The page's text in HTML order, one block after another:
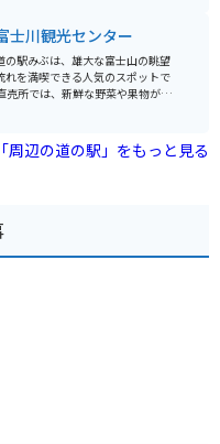
心です。周辺には、南アルプス
リーンライン」や、歴史ある「身
ーリングスポットも充実していま
ルプスの天然水を使ったミネラ
す。
士川観光センター
の駅みぶは、雄大な富士山の眺望
れを満喫できる人気のスポットで
も最適です。また、レストラン
いるので安心です。富士川沿いを
みぶを拠点に、山梨の自然と文
がでしょうか。
「周辺の道の駅」をもっと見る